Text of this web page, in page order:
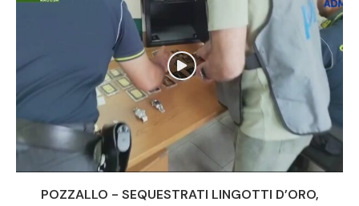
POZZALLO - SEQUESTRATI LINGOTTI D’ORO,